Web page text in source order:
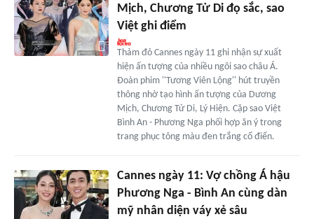
Mịch, Chương Tử Di đọ sắc, sao
Việt ghi điểm
Thảm đỏ Cannes ngày 11 ghi nhận sự xuất
hiện ấn tượng của nhiều ngôi sao châu Á.
Đoàn phim ''Tương Viên Lộng'' hút truyền
thông nhờ tạo hình ấn tượng của Dương
Mịch, Chương Tử Di, Lý Hiện. Cặp sao Việt
Bình An - Phương Nga phối hợp ăn ý trong
trang phục tông màu đen trắng cổ điển.
Cannes ngày 11: Vợ chồng Á hậu
Phương Nga - Bình An cùng dàn
mỹ nhân diện váy xẻ sâu